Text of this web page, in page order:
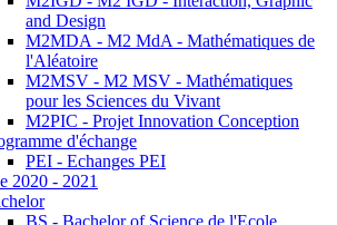
and Design
M2MDA - M2 MdA - Mathématiques de
l'Aléatoire
M2MSV - M2 MSV - Mathématiques
pour les Sciences du Vivant
M2PIC - Projet Innovation Conception
d'échange
PEI - Echanges PEI
2020 - 2021
BS - Bachelor of Science de l'Ecole